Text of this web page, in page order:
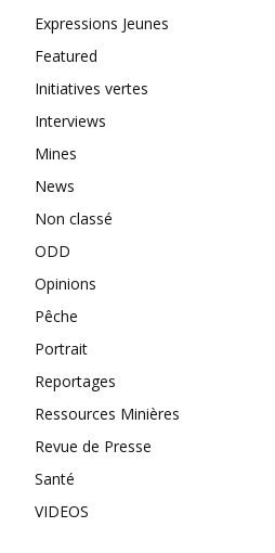
Expressions Jeunes
Featured
Initiatives vertes
Interviews
Mines
News
Non classé
ODD
Opinions
Pêche
Portrait
Reportages
Ressources Minières
Revue de Presse
Santé
VIDEOS